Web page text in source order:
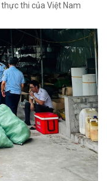
thi của Việt Nam